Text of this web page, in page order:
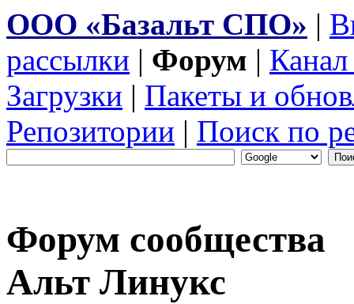
ООО «Базальт СПО» |
рассылки | Форум |
Загрузки | Пакеты и
Репозитории | Поиск по
Форум сообщества
Альт Линукс